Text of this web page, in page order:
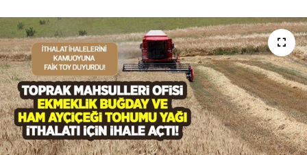
Yetiştirici Soruyor
Dünyada Tarım
Üretici Birlikleri
Şeker ve Şekerli Mamüller